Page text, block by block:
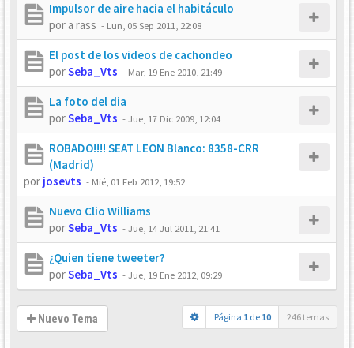
Impulsor de aire hacia el habitáculo
por a rass - Lun, 05 Sep 2011, 22:08
El post de los videos de cachondeo
porSeba_Vts - Mar, 19 Ene 2010, 21:49
La foto del dia
porSeba_Vts -Jue, 17 Dic 2009, 12:04
ROBADO!!!! SEAT LEON Blanco: 8358-CRR
(Madrid)
por josevts - Mié, 01 Feb 2012, 19:52
Nuevo Clio Williams
porSeba_Vts -Jue, 14 Jul 2011, 21:41
¿Quien tiene tweeter?
porSeba_Vts -Jue, 19 Ene 2012, 09:29
Nuevo Tema Página 1 de 10 246 temas